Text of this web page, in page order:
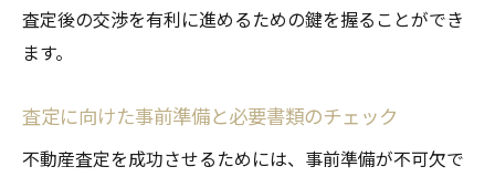
査定後の交渉を有利に進めるための鍵を握ることができ
ます。
査定に向けた事前準備と必要書類のチェック
不動産査定を成功させるためには、事前準備が不可欠で